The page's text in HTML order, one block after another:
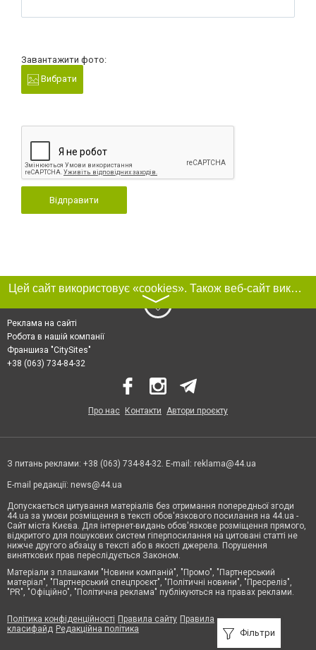
Завантажити фото:
Вибрати
Відправити
Фільтри
Цей сайт використовує «cookies». Також веб-сайт використовує інтернет-сервіс для збору технічних даних стосовно відвідувачів з метою отримання маркетингової та статистичної інформації. Умови обробки даних відвідувачів сайту див.
〉
Реклама на сайті
Робота в нашій компанії
Франшиза "CitySites"
+38 (063) 734-84-32
Про нас Контакти Автори проєкту
З питань реклами: +38 (063) 734-84-32. E-mail: reklama@44.ua
E-mail редакції: news@44.ua
Допускається цитування матеріалів без отримання попередньої згоди
44.ua за умови розміщення в тексті обов'язкового посилання на 44.ua -
Сайт міста Києва. Для інтернет-видань обов'язкове розміщення прямого,
відкритого для пошукових систем гіперпосилання на цитовані статті не
нижче другого абзацу в тексті або в якості джерела. Порушення
виняткових прав переслідується Законом.
Матеріали з плашками "Новини компаній", "Промо", "Партнерський
матеріал", "Партнерський спецпроєкт", "Політичні новини", "Пресреліз",
"PR", "Офіційно", "Політична реклама" публікуються на правах реклами.
Політика конфіденційності Правила сайту Правила
класифайд Редакційна політика